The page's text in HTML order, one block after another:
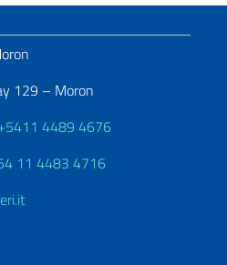
129 – Moron
4489 4676
11 4483 4716